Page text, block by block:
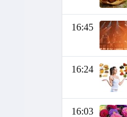
16:45
16:24
16:03